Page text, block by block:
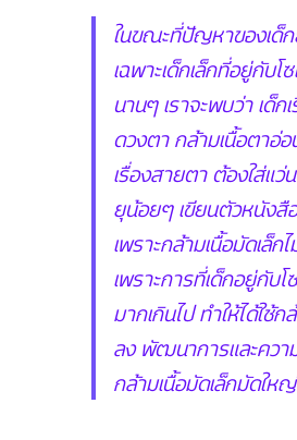
ในขณะที่ปัญหาของเด็
เฉพาะเด็กเล็กที่อยู่กับโ
นานๆ เราจะพบว่า เด็
ดวงตา กล้ามเนื้อตาอ่
เรื่องสายตา ต้องใส่แ
ยุน้อยๆ เขียนตัวหนังสื
เพราะกล้ามเนื้อมัดเล็ก
เพราะการที่เด็กอยู่กับโ
มากเกินไป ทำให้ได้ใช้
ลง พัฒนาการและควา
กล้ามเนื้อมัดเล็กมัดให